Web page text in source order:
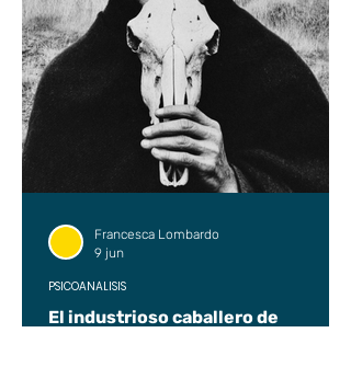
El industrioso caballero de
PSICOANÁLISIS
Francesca Lombardo
9 jun